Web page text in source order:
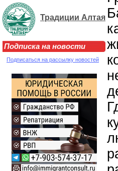
Традиции Алтая
Подписка на новости
Подписаться на рассылку новостей